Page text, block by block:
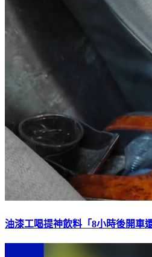
油漆工喝提神飲料「8小時後開